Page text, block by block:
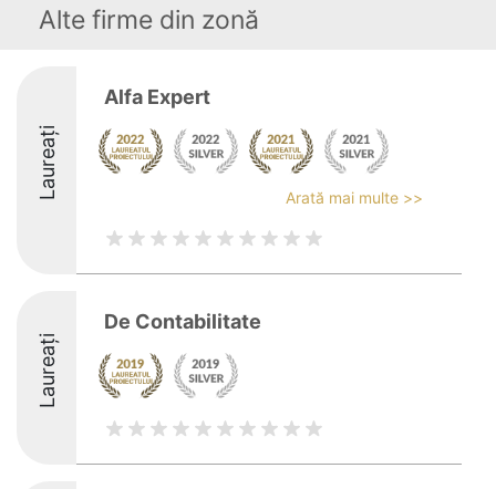
Alte firme din zonă
Laureați
Alfa Expert
Arată mai multe >>
Laureați
De Contabilitate